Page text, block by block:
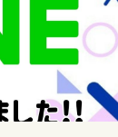
しゃいます。